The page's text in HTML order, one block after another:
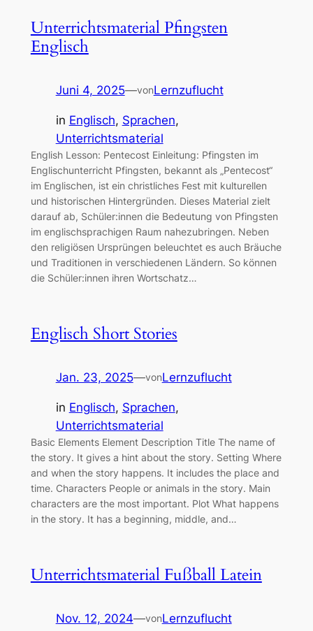
Unterrichtsmaterial Pfingsten
Englisch
Juni 4, 2025—vonLernzuflucht
in Englisch, Sprachen
Unterrichtsmaterial
English Lesson: Pentecost Einleitung: Pfingsten im
Englischunterricht Pfingsten, bekannt als „Pentecost“
im Englischen, ist ein christliches Fest mit kulturellen
und historischen Hintergründen. Dieses Material zielt
darauf ab, Schüler:innen die Bedeutung von Pfingsten
im englischsprachigen Raum nahezubringen. Neben
den religiösen Ursprüngen beleuchtet es auch Bräuche
und Traditionen in verschiedenen Ländern. So können
die Schüler:innen ihren Wortschatz…
Englisch Short Stories
Jan. 23, 2025—vonLernzuflucht
in Englisch, Sprachen
Unterrichtsmaterial
Basic Elements Element Description Title The name of
the story. It gives a hint about the story. Setting Where
and when the story happens. It includes the place and
time. Characters People or animals in the story. Main
characters are the most important. Plot What happens
in the story. It has a beginning, middle, and…
Unterrichtsmaterial Fußball Latein
Nov. 12, 2024—vonLernzuflucht